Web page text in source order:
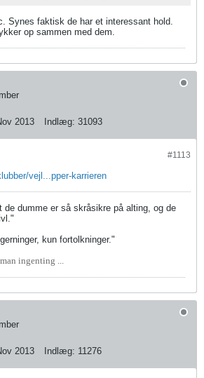
Synes faktisk de har et interessant hold.
op sammen med dem.
2013 Indlæg: 31093
#1113
vejl...pper-karrieren
de dumme er så skråsikre på alting, og de
kun fortolkninger."
ingenting ...
2013 Indlæg: 11276